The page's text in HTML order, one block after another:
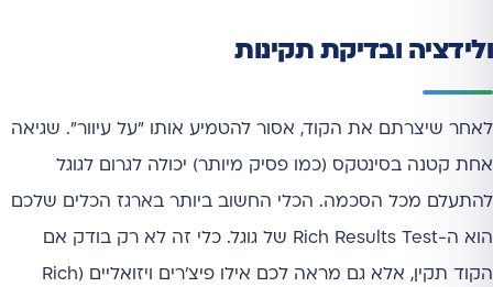
ולידציה ובדיקת תקינות
לאחר שיצרתם את הקוד, אסור להטמיע אותו "על עיוור". שגיאה
אחת קטנה בסינטקס (כמו פסיק מיותר) יכולה לגרום לגוגל
להתעלם מכל הסכמה. הכלי החשוב ביותר בארגז הכלים שלכם
הוא ה-Rich Results Test של גוגל. כלי זה לא רק בודק אם
הקוד תקין, אלא גם מראה לכם אילו פיצ'רים ויזואליים (Rich